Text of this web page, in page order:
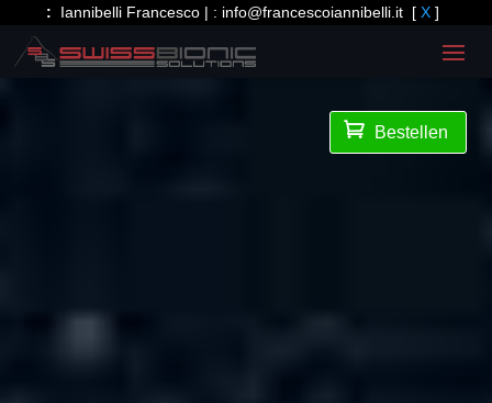
: Iannibelli Francesco | : info@francescoiannibelli.it [X ]
 Bestellen